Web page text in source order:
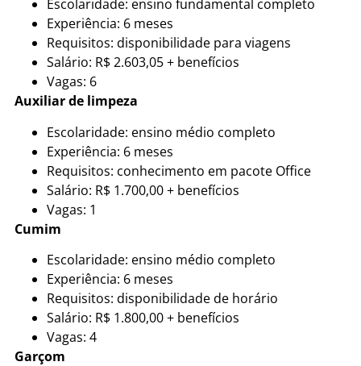
Escolaridade: ensino fundamental completo
Experiência: 6 meses
Requisitos: disponibilidade para viagens
Salário: R$ 2.603,05 + benefícios
Vagas: 6
Auxiliar de limpeza
Escolaridade: ensino médio completo
Experiência: 6 meses
Requisitos: conhecimento em pacote Office
Salário: R$ 1.700,00 + benefícios
Vagas: 1
Cumim
Escolaridade: ensino médio completo
Experiência: 6 meses
Requisitos: disponibilidade de horário
Salário: R$ 1.800,00 + benefícios
Vagas: 4
Garçom